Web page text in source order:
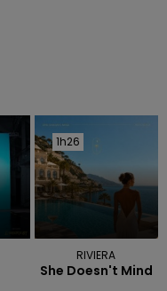
1h26
1h26
RIVIERA
She Doesn't Mind